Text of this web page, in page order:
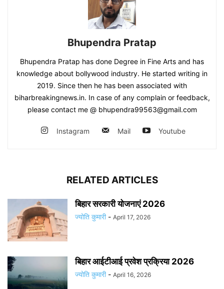
Bhupendra Pratap
Bhupendra Pratap has done Degree in Fine Arts and has
knowledge about bollywood industry. He started writing in
2019. Since then he has been associated with
biharbreakingnews.in. In case of any complain or feedback,
please contact me @ bhupendra99563@gmail.com
Instagram Mail Youtube
RELATED ARTICLES
बिहार सरकारी योजनाएं 2026
ज्योति कुमारी - April 17, 2026
बिहार आईटीआई प्रवेश प्रक्रिया 2026
ज्योति कुमारी - April 16, 2026